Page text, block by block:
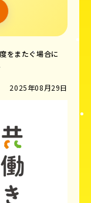
をまたぐ場合に
2025年08月29日